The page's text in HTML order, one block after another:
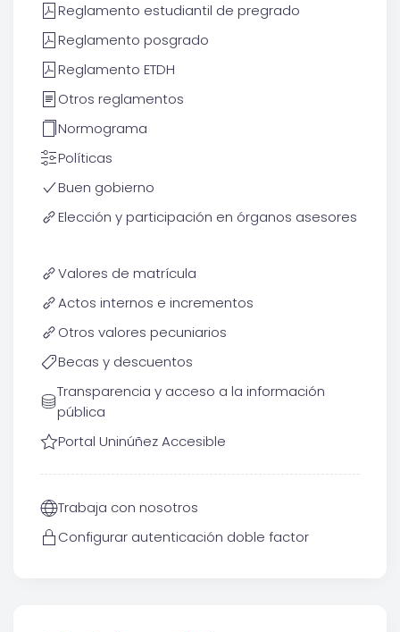
Reglamento estudiantil de pregrado
Reglamento posgrado
Reglamento ETDH
Otros reglamentos
Normograma
Políticas
Buen gobierno
Elección y participación en órganos asesores
Valores de matrícula
Actos internos e incrementos
Otros valores pecuniarios
Becas y descuentos
Transparencia y acceso a la información
pública
Portal Uninúñez Accesible
Trabaja con nosotros
Configurar autenticación doble factor